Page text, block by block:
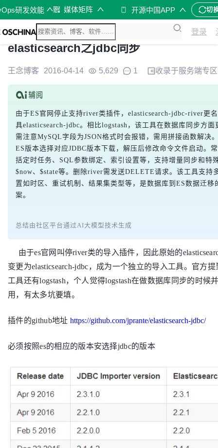
研发效能 媒体矩阵 开源中国APP 切
登录
elasticsearch之jdbc同步
王念博客 2016-04-14 5,629 1 收录于服务端专区
由于ES官网停止支持river类插件，elasticsearch-jdbc-river更
具elasticsearch-jdbc。相比logstash，该工具在数据库同步方面
需注意MySQL字段为JSON格式时会报错，需用拼接函数解决
ES版本选择对应JDBC版本下载，解压后修改命令文件启动。
括定时任务、SQL参数绑定、索引设置等，支持增量同步和特
$now、$state等。删除river需发送DELETE请求。该工具支持
置如时区、重试机制、结果集类型等，是数据库到ES数据迁移
案。
总结由社区平台通过AI大模型技术生成
由于es官网叫停river类的导入插件，因此原始的
变更为elasticsearch-jdbc，成为一个独立的导入工具。官方
工具还有logstash，个人觉得logstash在做数据库同步的时候
用，有太多坑要填。
插件的github地址 https://github.com/jprante/elasticsearch-jdbc/
必须按照es的相应的版本安选择jdbc的版本